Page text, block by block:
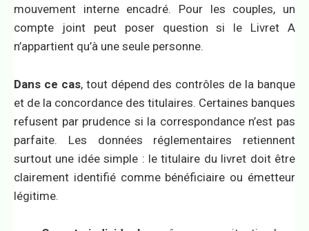
mouvement interne encadré. Pour les couples, un
compte joint peut poser question si le Livret A
n’appartient qu’à une seule personne.
Dans ce cas, tout dépend des contrôles de la banque
et de la concordance des titulaires. Certaines banques
refusent par prudence si la correspondance n’est pas
parfaite. Les données réglementaires retiennent
surtout une idée simple : le titulaire du livret doit être
clairement identifié comme bénéficiaire ou émetteur
légitime.